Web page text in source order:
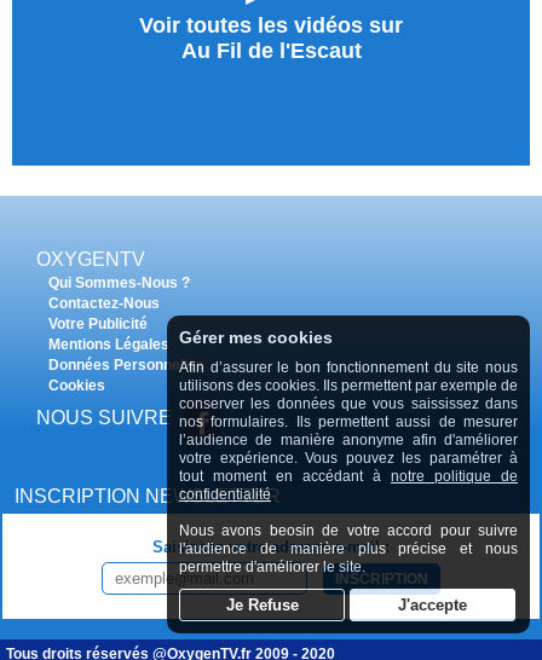
Voir toutes les vidéos sur
Au Fil de l'Escaut
OXYGENTV
Qui Sommes-Nous ?
Contactez-Nous
Votre Publicité
Mentions Légales
Données Personnelles
Cookies
NOUS SUIVRE
INSCRIPTION NEWSLETTER
Saisissez votre adresse e-mail :
INSCRIPTION
Tous droits réservés @OxygenTV.fr 2009 - 2020
Gérer mes cookies
Afin d’assurer le bon fonctionnement du site nous
utilisons des cookies. Ils permettent par exemple de
conserver les données que vous saississez dans
nos formulaires. Ils permettent aussi de mesurer
l’audience de manière anonyme afin d'améliorer
votre expérience. Vous pouvez les paramétrer à
tout moment en accédant à notre politique de
confidentialité
Nous avons beosin de votre accord pour suivre
l'audience de manière plus précise et nous
permettre d'améliorer le site.